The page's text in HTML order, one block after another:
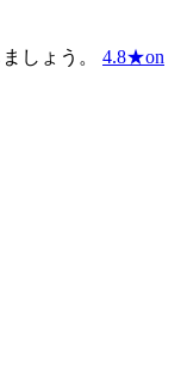
しょう。 4.8★on